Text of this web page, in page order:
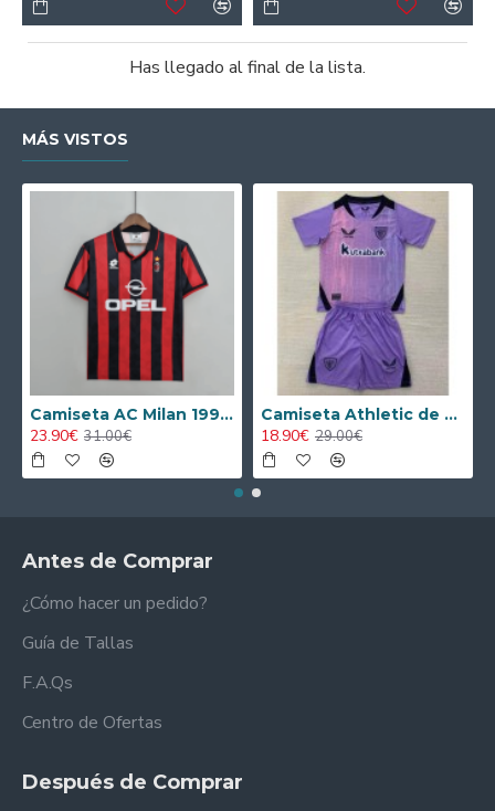
Has llegado al final de la lista.
MÁS VISTOS
Camiseta AC Milan 1995/1996 Local Retro
23.90€ 31.00€
Camiseta Athletic de Bilbao 2024/2025 Alternativo Niño Kit
18.90€ 29.00€
Antes de Comprar
¿Cómo hacer un pedido?
Guía de Tallas
F.A.Qs
Centro de Ofertas
Después de Comprar